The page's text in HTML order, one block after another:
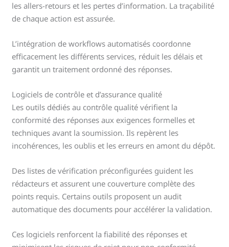
les allers-retours et les pertes d’information. La traçabilité
de chaque action est assurée.
L’intégration de workflows automatisés coordonne
efficacement les différents services, réduit les délais et
garantit un traitement ordonné des réponses.
Logiciels de contrôle et d’assurance qualité
Les outils dédiés au contrôle qualité vérifient la
conformité des réponses aux exigences formelles et
techniques avant la soumission. Ils repèrent les
incohérences, les oublis et les erreurs en amont du dépôt.
Des listes de vérification préconfigurées guident les
rédacteurs et assurent une couverture complète des
points requis. Certains outils proposent un audit
automatique des documents pour accélérer la validation.
Ces logiciels renforcent la fiabilité des réponses et